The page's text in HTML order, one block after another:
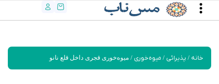
خانه / پذیرائی / میوه‌خوری / میوه‌خوری قجری داخل قلع نانو